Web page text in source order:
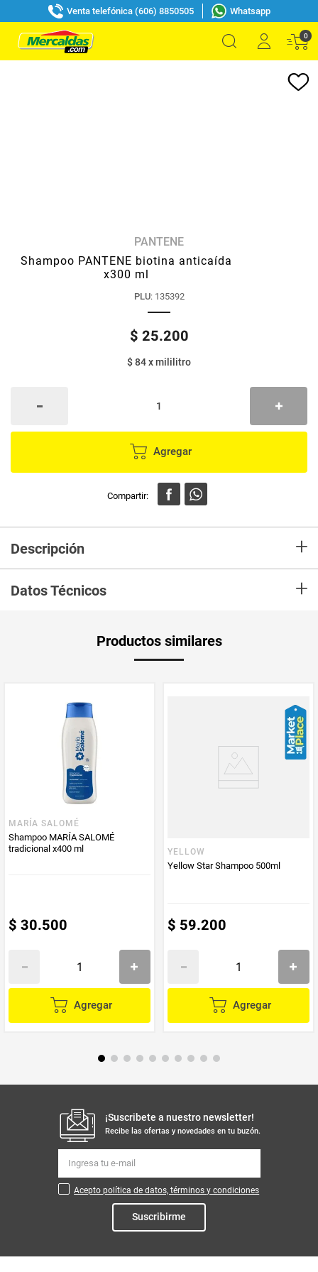
Venta telefónica (606) 8850505 Whatsapp
0
PANTENE
Shampoo PANTENE biotina anticaída
x300 ml
PLU: 135392
$ 25.200
$ 84xmililitro
Agregar
Descripción +
Datos Técnicos +
PUM - Medida
Producto (kg)
de Medida
Productos similares
MARÍA SALOMÉ
Shampoo MARÍA SALOMÉ
tradicional x400 ml
$ 30.500
Agregar
YELLOW
Yellow Star Shampoo 500ml
$ 59.200
Agregar
¡Suscribete a nuestro newsletter!
Recibe las ofertas y novedades en tu buzón.
Acepto política de datos, términos y condiciones
Suscribirme